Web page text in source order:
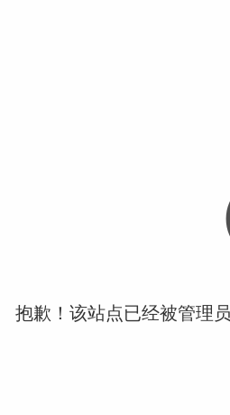
抱歉！该站点已经被管理